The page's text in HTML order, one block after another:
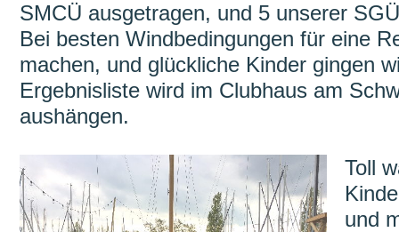
SMCÜ ausgetragen, und 5 unserer
Bei besten Windbedingungen für eine
machen, und glückliche Kinder gingen
Ergebnisliste wird im Clubhaus am
aushängen.
Toll
und